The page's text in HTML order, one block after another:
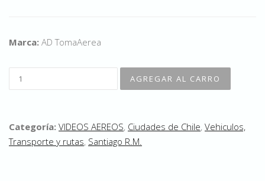
Marca: AD TomaAerea
Categoría: VIDEOS AEREOS, Ciudades de Chile, Vehiculos,
Transporte y rutas, Santiago R.M.